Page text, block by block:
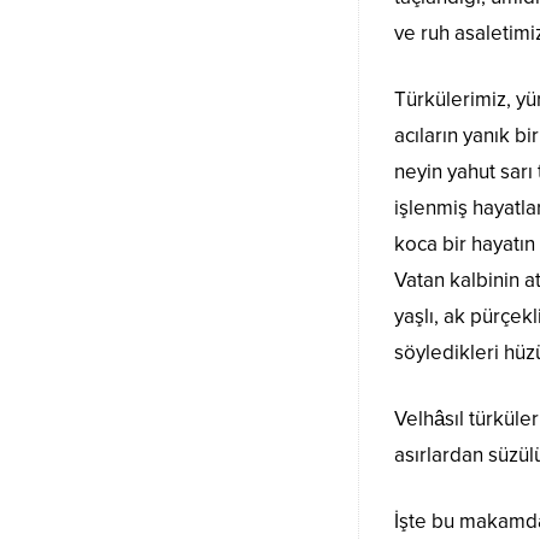
ve ruh
Türkülerimiz,
acıların yanık
neyin yahut
işlenmiş
koca bir
Vatan kalbinin
yaşlı, ak
söyledikleri
Velhâsıl
asırlardan
İşte bu